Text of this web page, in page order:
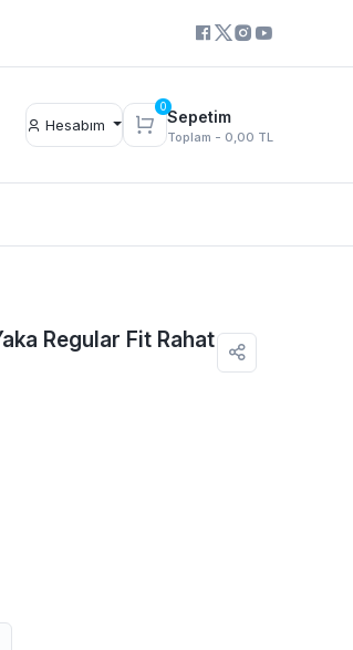
Hesabım
0
Sepetim
Toplam - 0,00 TL
Regular Fit Rahat